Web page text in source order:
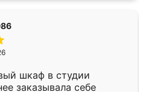
шкаф в студии
заказывала себе